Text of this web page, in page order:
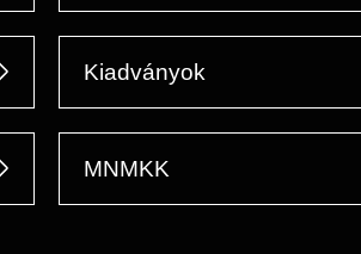
Kiadványok
MNMKK